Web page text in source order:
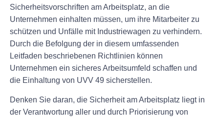
Sicherheitsvorschriften am Arbeitsplatz, an die
Unternehmen einhalten müssen, um ihre Mitarbeiter zu
schützen und Unfälle mit Industriewagen zu verhindern.
Durch die Befolgung der in diesem umfassenden
Leitfaden beschriebenen Richtlinien können
Unternehmen ein sicheres Arbeitsumfeld schaffen und
die Einhaltung von UVV 49 sicherstellen.
Denken Sie daran, die Sicherheit am Arbeitsplatz liegt in
der Verantwortung aller und durch Priorisierung von